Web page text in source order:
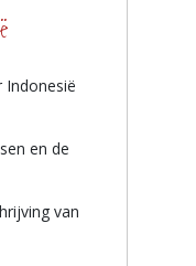
Indonesië
en de
van